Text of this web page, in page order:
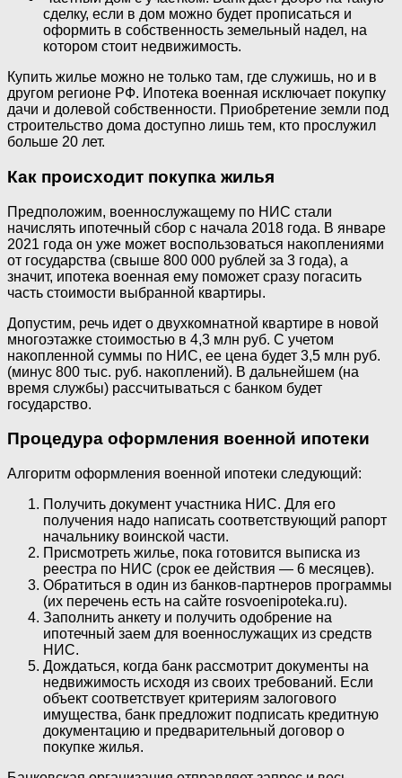
сделку, если в дом можно будет прописаться и
оформить в собственность земельный надел, на
котором стоит недвижимость.
Купить жилье можно не только там, где служишь, но и в
другом регионе РФ. Ипотека военная исключает покупку
дачи и долевой собственности. Приобретение земли под
строительство дома доступно лишь тем, кто прослужил
больше 20 лет.
Как происходит покупка жилья
Предположим, военнослужащему по НИС стали
начислять ипотечный сбор с начала 2018 года. В январе
2021 года он уже может воспользоваться накоплениями
от государства (свыше 800 000 рублей за 3 года), а
значит, ипотека военная ему поможет сразу погасить
часть стоимости выбранной квартиры.
Допустим, речь идет о двухкомнатной квартире в новой
многоэтажке стоимостью в 4,3 млн руб. С учетом
накопленной суммы по НИС, ее цена будет 3,5 млн руб.
(минус 800 тыс. руб. накоплений). В дальнейшем (на
время службы) рассчитываться с банком будет
государство.
Процедура оформления военной ипотеки
Алгоритм оформления военной ипотеки следующий:
Получить документ участника НИС. Для его
получения надо написать соответствующий рапорт
начальнику воинской части.
Присмотреть жилье, пока готовится выписка из
реестра по НИС (срок ее действия — 6 месяцев).
Обратиться в один из банков-партнеров программы
(их перечень есть на сайте rosvoenipoteka.ru).
Заполнить анкету и получить одобрение на
ипотечный заем для военнослужащих из средств
НИС.
Дождаться, когда банк рассмотрит документы на
недвижимость исходя из своих требований. Если
объект соответствует критериям залогового
имущества, банк предложит подписать кредитную
документацию и предварительный договор о
покупке жилья.